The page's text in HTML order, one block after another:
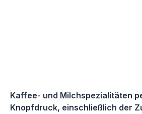
Kaffee- und Milchspezialitäten
Knopfdruck, einschließlich der